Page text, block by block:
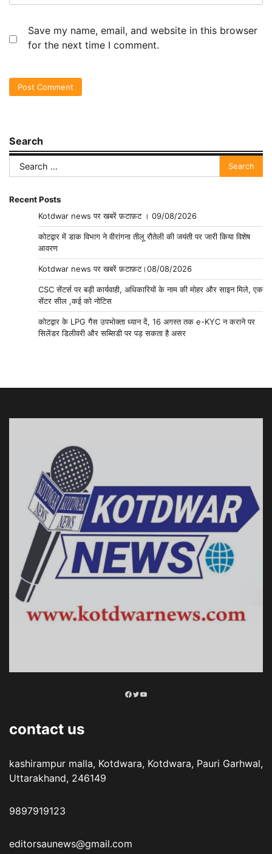
Save my name, email, and website in this browser
for the next time I comment.
Search
Search
for:
Recent Posts
Kotdwar news पर खबरें फ़टाफ़ट । 09/08/2026
कोटद्वार में डाक विभाग ने वीरांगना तीलू रौतेली की जयंती पर जारी किया विशेष
आवरण
Kotdwar news पर खबरें फ़टाफ़ट।08/08/2026
CSC सेंटर्स पर बड़ी कार्यवाही, अधिकारियों के नाम की मोहर और साइन मिले, एक
सेंटर सील ,कई को नोटिस
कोटद्वार के LPG गैस उपभोक्ता ध्यान दें, 16 अगस्त तक e-KYC न कराने पर
सिलेंडर डिलीवरी और सब्सिडी पर पड़ सकता है असर
Facebook
Twitter
YouTube
contact us
kashirampur malla, Kotdwara, Kotdwara, Pauri Garhwal,
Uttarakhand, 246149
9897919123
editorsaunews@gmail.com